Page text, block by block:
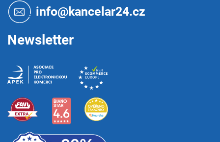
info@kancelar24.cz
Newsletter